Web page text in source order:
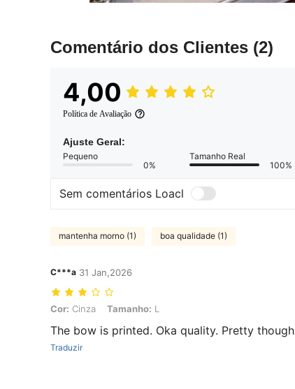
Comentário dos Clientes (2)
4,00
Política de Avaliação
Ajuste Geral:
Pequeno
0%
Tamanho Real
100%
Sem comentários Loacl
mantenha morno (1) boa qualidade (1)
C***a 31 Jan,2026
Cor: Cinza, Tamanho: L
Cor: Cinza Tamanho: L
The bow is printed. Oka quality. Pretty though
Traduzir